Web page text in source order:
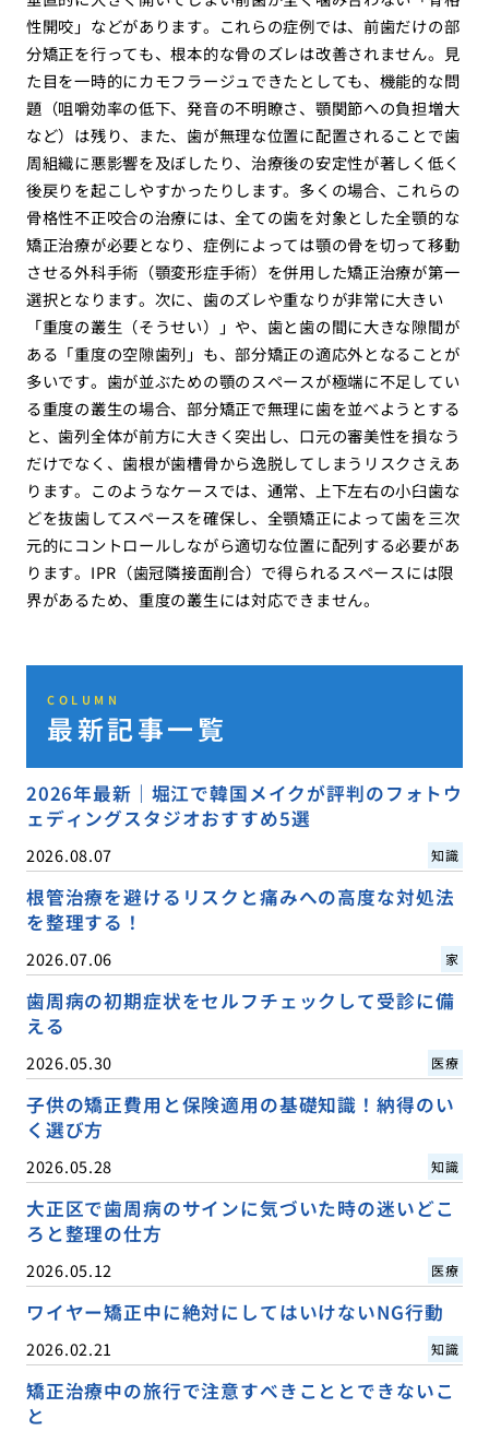
性開咬」などがあります。これらの症例では、前歯だけの部
分矯正を行っても、根本的な骨のズレは改善されません。見
た目を一時的にカモフラージュできたとしても、機能的な問
題（咀嚼効率の低下、発音の不明瞭さ、顎関節への負担増大
など）は残り、また、歯が無理な位置に配置されることで歯
周組織に悪影響を及ぼしたり、治療後の安定性が著しく低く
後戻りを起こしやすかったりします。多くの場合、これらの
骨格性不正咬合の治療には、全ての歯を対象とした全顎的な
矯正治療が必要となり、症例によっては顎の骨を切って移動
させる外科手術（顎変形症手術）を併用した矯正治療が第一
選択となります。次に、歯のズレや重なりが非常に大きい
「重度の叢生（そうせい）」や、歯と歯の間に大きな隙間が
ある「重度の空隙歯列」も、部分矯正の適応外となることが
多いです。歯が並ぶための顎のスペースが極端に不足してい
る重度の叢生の場合、部分矯正で無理に歯を並べようとする
と、歯列全体が前方に大きく突出し、口元の審美性を損なう
だけでなく、歯根が歯槽骨から逸脱してしまうリスクさえあ
ります。このようなケースでは、通常、上下左右の小臼歯な
どを抜歯してスペースを確保し、全顎矯正によって歯を三次
元的にコントロールしながら適切な位置に配列する必要があ
ります。IPR（歯冠隣接面削合）で得られるスペースには限
界があるため、重度の叢生には対応できません。
COLUMN
最新記事一覧
2026年最新｜堀江で韓国メイクが評判のフォトウ
ェディングスタジオおすすめ5選
2026.08.07 知識
根管治療を避けるリスクと痛みへの高度な対処法
を整理する！
2026.07.06 家
歯周病の初期症状をセルフチェックして受診に備
える
2026.05.30 医療
子供の矯正費用と保険適用の基礎知識！納得のい
く選び方
2026.05.28 知識
大正区で歯周病のサインに気づいた時の迷いどこ
ろと整理の仕方
2026.05.12 医療
ワイヤー矯正中に絶対にしてはいけないNG行動
2026.02.21 知識
矯正治療中の旅行で注意すべきこととできないこ
と